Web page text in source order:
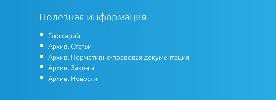
Полезная информация
Глоссарий
Архив. Статьи
Архив. Нормативно-правовая документация
Архив. Законы
Архив. Новости